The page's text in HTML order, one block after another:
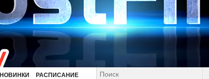
НОВИНКИ РАСПИСАНИЕ